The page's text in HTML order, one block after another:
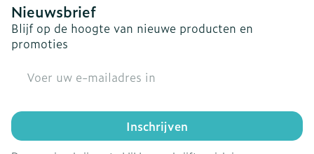
Nieuwsbrief
Blijf op de hoogte van nieuwe producten en
promoties
Inschrijven